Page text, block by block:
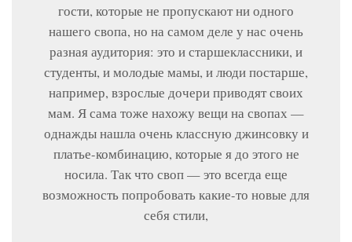
гости, которые не пропускают ни одного
нашего свопа, но на самом деле у нас очень
разная аудитория: это и старшеклассники, и
студенты, и молодые мамы, и люди постарше,
например, взрослые дочери приводят своих
мам. Я сама тоже нахожу вещи на свопах —
однажды нашла очень классную джинсовку и
платье-комбинацию, которые я до этого не
носила. Так что своп — это всегда еще
возможность попробовать какие-то новые для
себя стили,